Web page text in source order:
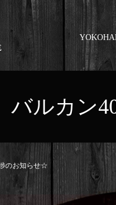
バルカン
のお知らせ☆